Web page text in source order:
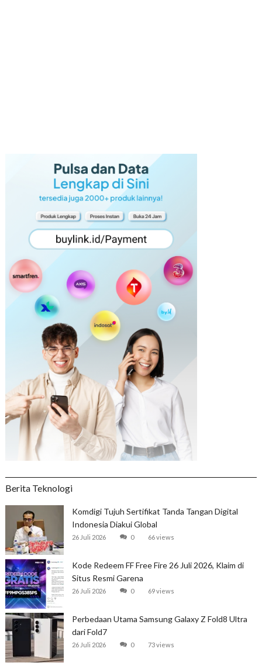
Berita Teknologi
Komdigi Tujuh Sertifikat Tanda Tangan Digital
Indonesia Diakui Global
26 Juli 2026 0 66 views
Kode Redeem FF Free Fire 26 Juli 2026, Klaim di
Situs Resmi Garena
26 Juli 2026 0 69 views
Perbedaan Utama Samsung Galaxy Z Fold8 Ultra
dari Fold7
26 Juli 2026 0 73 views